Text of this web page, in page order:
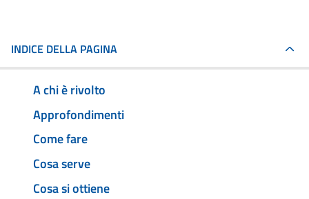
INDICE DELLA PAGINA
A chi è rivolto
Approfondimenti
Come fare
Cosa serve
Cosa si ottiene